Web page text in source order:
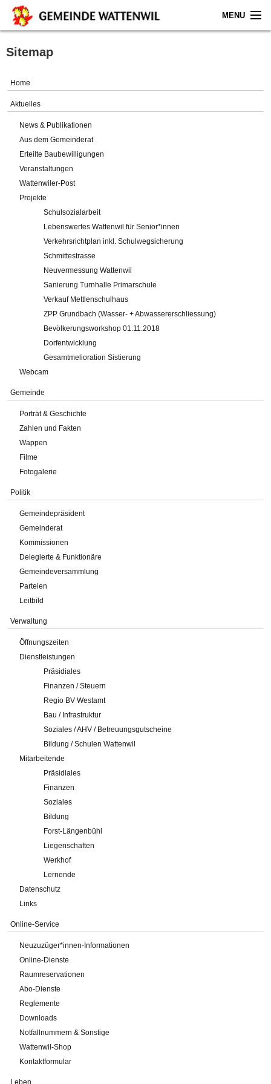
MENU
Home
Gemeinde
Verwaltung
Online-Service
Impressum
Sitemap
Home
Aktuelles
News & Publikationen
Aus dem Gemeinderat
Erteilte Baubewilligungen
Veranstaltungen
Wattenwiler-Post
Projekte
Schulsozialarbeit
Lebenswertes Wattenwil für Senior*innen
Verkehrsrichtplan inkl. Schulwegsicherung
Schmittestrasse
Neuvermessung Wattenwil
Sanierung Turnhalle Primarschule
Verkauf Mettlenschulhaus
ZPP Grundbach (Wasser- + Abwassererschliessung)
Bevölkerungsworkshop 01.11.2018
Dorfentwicklung
Gesamtmelioration Sistierung
Webcam
Gemeinde
Porträt & Geschichte
Zahlen und Fakten
Wappen
Filme
Fotogalerie
Politik
Gemeindepräsident
Gemeinderat
Kommissionen
Delegierte & Funktionäre
Gemeindeversammlung
Parteien
Leitbild
Verwaltung
Öffnungszeiten
Dienstleistungen
Präsidiales
Finanzen / Steuern
Regio BV Westamt
Bau / Infrastruktur
Soziales / AHV / Betreuungsgutscheine
Bildung / Schulen Wattenwil
Mitarbeitende
Präsidiales
Finanzen
Soziales
Bildung
Forst-Längenbühl
Liegenschaften
Werkhof
Lernende
Datenschutz
Links
Online-Service
Neuzuzüger*innen-Informationen
Online-Dienste
Raumreservationen
Abo-Dienste
Reglemente
Downloads
Notfallnummern & Sonstige
Wattenwil-Shop
Kontaktformular
Leben